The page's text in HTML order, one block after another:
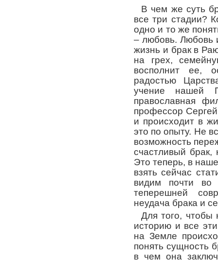
В чем же суть
все три стадии?
одно и то же
– любовь. Любовь
жизнь и брак в
на грех,
восполнит ее,
радостью
учение нашей
православная
профессор
и происходит в
это по опыту. Не
возможность
счастливый
Это теперь, в
взять сейчас
видим почти
теперешней
неудача брака и
Для того, чтобы
историю и все
на Земле
понять сущность
в чем она